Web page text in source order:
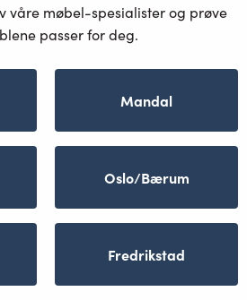
våre møbel-spesialister og prøve
passer for deg.
Mandal
Oslo/Bærum
Fredrikstad